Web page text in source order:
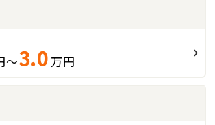
～3.0 万円